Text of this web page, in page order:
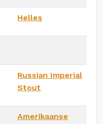
Helles
Russian Imperial
Stout
Amerikaanse